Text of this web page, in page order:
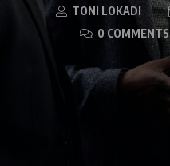
TONI LOKADI
0 COMMENTS